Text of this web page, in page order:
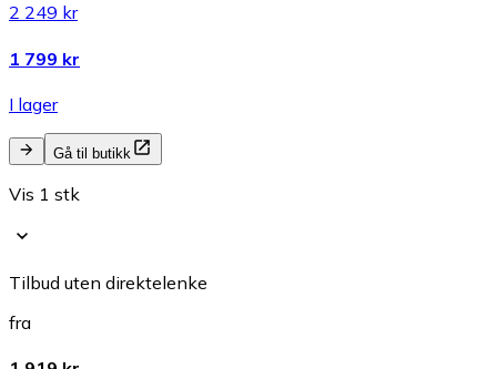
2 249 kr
1 799 kr
I lager
Gå til butikk
Vis 1 stk
Tilbud uten direktelenke
fra